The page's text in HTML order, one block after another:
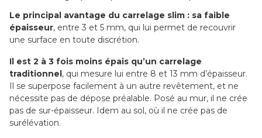
Le principal avantage du carrelage slim : sa faible
épaisseur, entre 3 et 5 mm, qui lui permet de recouvrir
une surface en toute discrétion.
Il est 2 à 3 fois moins épais qu’un carrelage
traditionnel, qui mesure lui entre 8 et 13 mm d’épaisseur.
Il se superpose facilement à un autre revêtement, et ne
nécessite pas de dépose préalable. Posé au mur, il ne crée
pas de sur-épaisseur. Idem au sol, où il ne crée pas de
surélévation.